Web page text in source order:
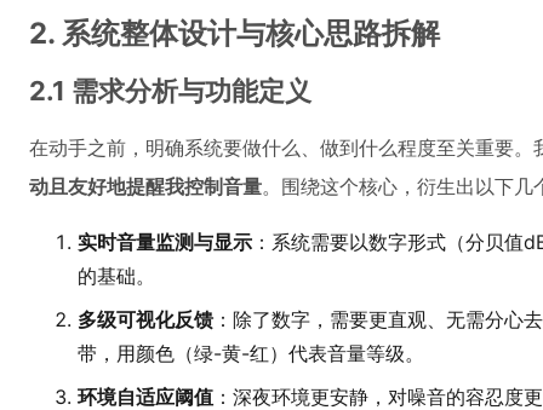
2. 系统整体设计与核心思路拆解
2.1 需求分析与功能定义
在动手之前，明确系统要做什么、做到什么程度至关重要。
动且友好地提醒我控制音量。围绕这个核心，衍生出以下几
实时音量监测与显示 ：系统需要以数字形式（分贝值
的基础。
多级可视化反馈 ：除了数字，需要更直观、无需分心
带，用颜色（绿-黄-红）代表音量等级。
环境自适应阈值 ：深夜环境更安静，对噪音的容忍度